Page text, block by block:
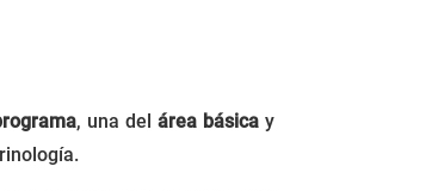
, una del área básicay